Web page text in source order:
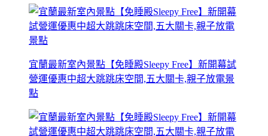
宜蘭最新室內景點【免睡殿Sleepy Free】新開幕試
營運優惠中超大跳跳床空間,五大關卡,親子放電景
點